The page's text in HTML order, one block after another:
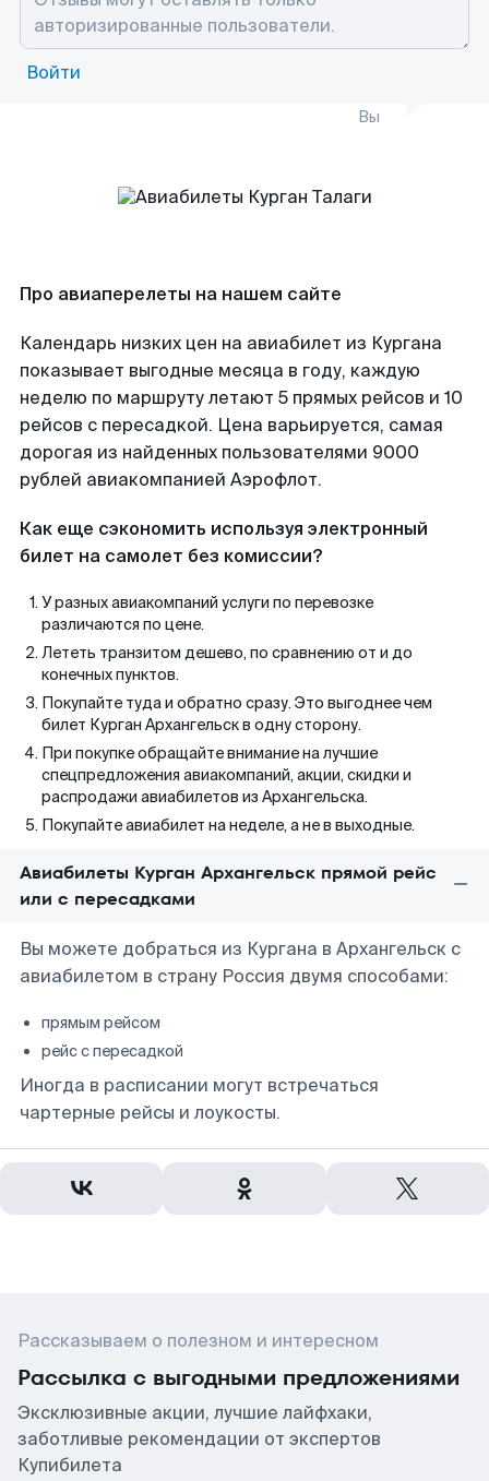
Войти
Вы
Про авиаперелеты на нашем сайте
Календарь низких цен на авиабилет из Кургана
показывает выгодные месяца в году, каждую
неделю по маршруту летают 5 прямых рейсов и 10
рейсов с пересадкой. Цена варьируется, самая
дорогая из найденных пользователями 9000
рублей авиакомпанией Аэрофлот.
Как еще сэкономить используя электронный
билет на самолет без комиссии?
У разных авиакомпаний услуги по перевозке
различаются по цене.
Лететь транзитом дешево, по сравнению от и до
конечных пунктов.
Покупайте туда и обратно сразу. Это выгоднее чем
билет Курган Архангельск в одну сторону.
При покупке обращайте внимание на лучшие
спецпредложения авиакомпаний, акции, скидки и
распродажи авиабилетов из Архангельска.
Покупайте авиабилет на неделе, а не в выходные.
Авиабилеты Курган Архангельск прямой рейс
или с пересадками
Вы можете добраться из Кургана в Архангельск с
авиабилетом в страну Россия двумя способами:
прямым рейсом
рейс с пересадкой
Иногда в расписании могут встречаться
чартерные рейсы и лоукосты.
Рассказываем о полезном и интересном
Рассылка с выгодными предложениями
Эксклюзивные акции, лучшие лайфхаки,
заботливые рекомендации от экспертов
Купибилета